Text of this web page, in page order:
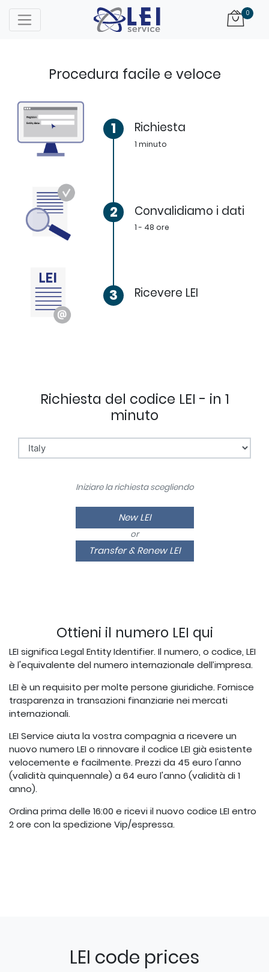
0
Ottieni il numero LEI qui
LEI significa Legal Entity Identifier. Il numero, o codice, LEI
è l'equivalente del numero internazionale dell’impresa.
LEI è un requisito per molte persone giuridiche. Fornisce
trasparenza in transazioni finanziarie nei mercati
internazionali.
LEI Service aiuta la vostra compagnia a ricevere un
nuovo numero LEI o rinnovare il codice LEI già esistente
velocemente e facilmente. Prezzi da 45 euro l'anno
(validità quinquennale) a 64 euro l'anno (validità di 1
anno).
Ordina prima delle 16:00 e ricevi il nuovo codice LEI entro
2 ore con la spedizione Vip/espressa.
Procedura facile e veloce
1 Richiesta
1 minuto
2 Convalidiamo i dati
1 - 48 ore
3 Ricevere LEI
Richiesta del codice LEI - in 1
minuto
Iniziare la richiesta scegliendo
New LEI
or
Transfer & Renew LEI
LEI code prices